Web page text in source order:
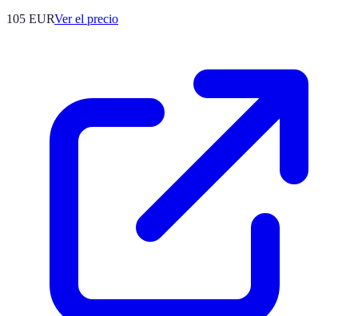
105 EURVer el precio